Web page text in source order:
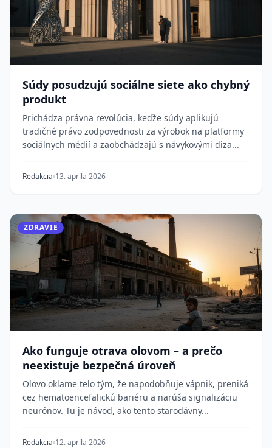
Súdy posudzujú sociálne siete ako chybný
produkt
Prichádza právna revolúcia, keďže súdy aplikujú
tradičné právo zodpovednosti za výrobok na platformy
sociálnych médií a zaobchádzajú s návykovými diza...
Redakcia 13. apríla 2026
ZDRAVIE
Ako funguje otrava olovom – a prečo
neexistuje bezpečná úroveň
Olovo oklame telo tým, že napodobňuje vápnik, preniká
cez hematoencefalickú bariéru a narúša signalizáciu
neurónov. Tu je návod, ako tento starodávny...
Redakcia 12. apríla 2026